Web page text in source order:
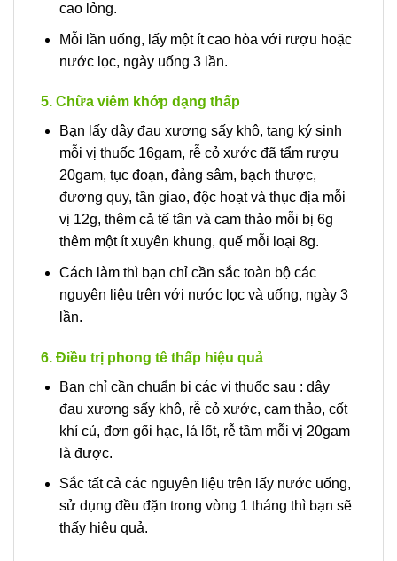
cao lỏng.
Mỗi lần uống, lấy một ít cao hòa với rượu hoặc
nước lọc, ngày uống 3 lần.
5. Chữa viêm khớp dạng thấp
Bạn lấy dây đau xương sấy khô, tang ký sinh
mỗi vị thuốc 16gam, rễ cỏ xước đã tẩm rượu
20gam, tục đoạn, đảng sâm, bạch thược,
đương quy, tần giao, độc hoạt và thục địa mỗi
vị 12g, thêm cả tế tân và cam thảo mỗi bị 6g
thêm một ít xuyên khung, quế mỗi loại 8g.
Cách làm thì bạn chỉ cần sắc toàn bộ các
nguyên liệu trên với nước lọc và uống, ngày 3
lần.
6. Điều trị phong tê thấp hiệu quả
Bạn chỉ cần chuẩn bị các vị thuốc sau : dây
đau xương sấy khô, rễ cỏ xước, cam thảo, cốt
khí củ, đơn gối hạc, lá lốt, rễ tầm mỗi vị 20gam
là được.
Sắc tất cả các nguyên liệu trên lấy nước uống,
sử dụng đều đặn trong vòng 1 tháng thì bạn sẽ
thấy hiệu quả.